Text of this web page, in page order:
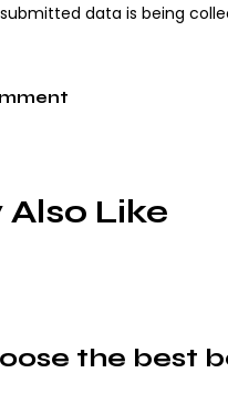
data is being
Like
the best